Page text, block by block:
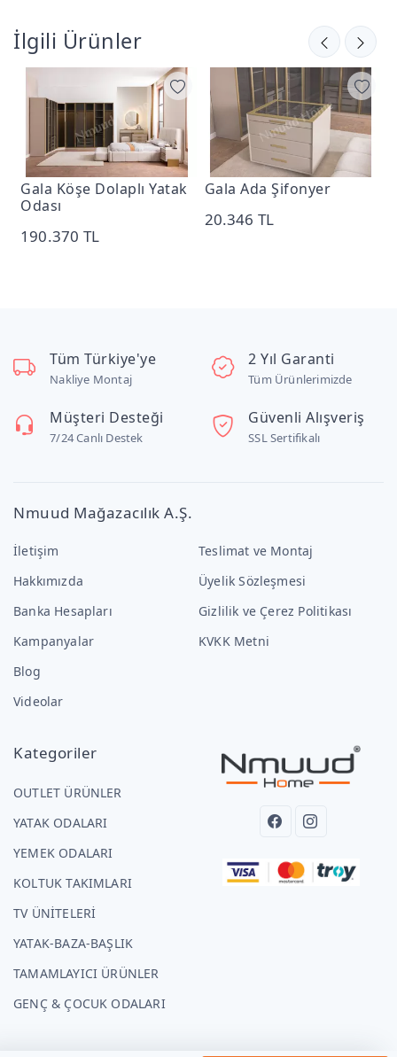
İlgili Ürünler
Gala Köşe Dolaplı Yatak
Odası
190.370 TL
Gala Ada Şifonyer
20.346 TL
Tüm Türkiye'ye
Nakliye Montaj
2 Yıl Garanti
Tüm Ürünlerimizde
Müşteri Desteği
7/24 Canlı Destek
Güvenli Alışveriş
SSL Sertifikalı
Nmuud Mağazacılık A.Ş.
İletişim
Hakkımızda
Banka Hesapları
Kampanyalar
Blog
Videolar
Teslimat ve Montaj
Üyelik Sözleşmesi
Gizlilik ve Çerez Politikası
KVKK Metni
Kategoriler
OUTLET ÜRÜNLER
YATAK ODALARI
YEMEK ODALARI
KOLTUK TAKIMLARI
TV ÜNİTELERİ
YATAK-BAZA-BAŞLIK
TAMAMLAYICI ÜRÜNLER
GENÇ & ÇOCUK ODALARI